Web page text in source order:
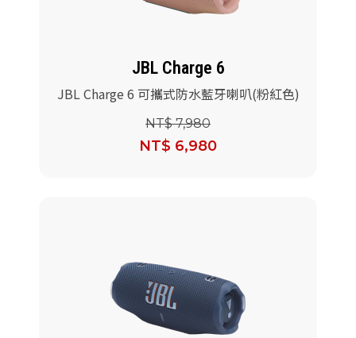
JBL Charge 6
JBL Charge 6 可攜式防水藍牙喇叭(粉紅色)
NT$ 7,980
NT$ 6,980